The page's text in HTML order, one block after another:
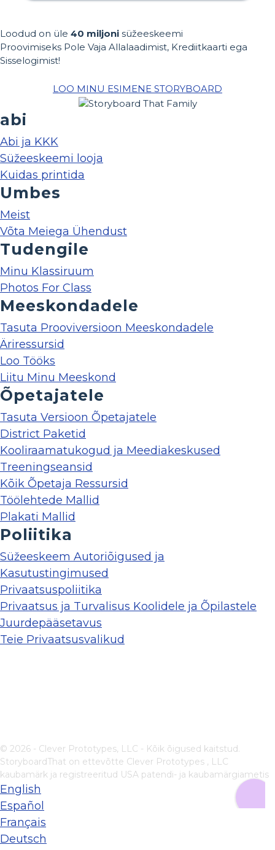
Loodud on üle 40 miljoni süžeeskeemi
Proovimiseks Pole Vaja Allalaadimist, Krediitkaarti ega
Sisselogimist!
LOO MINU ESIMENE STORYBOARD
abi
Abi ja KKK
Süžeeskeemi looja
Kuidas printida
Umbes
Meist
Võta Meiega Ühendust
Tudengile
Minu Klassiruum
Photos For Class
Meeskondadele
Tasuta Prooviversioon Meeskondadele
Äriressursid
Loo Tööks
Liitu Minu Meeskond
Õpetajatele
Tasuta Versioon Õpetajatele
District Paketid
Kooliraamatukogud ja Meediakeskused
Treeningseansid
Kõik Õpetaja Ressursid
Töölehtede Mallid
Plakati Mallid
Poliitika
Süžeeskeem Autoriõigused ja
Kasutustingimused
Privaatsuspoliitika
Privaatsus ja Turvalisus Koolidele ja Õpilastele
Juurdepääsetavus
Teie Privaatsusvalikud
© 2026 - Clever Prototypes, LLC - Kõik õigused kaitstud.
StoryboardThat on ettevõtte Clever Prototypes , LLC
kaubamärk ja registreeritud USA patendi- ja kaubamärgiametis
English
Español
Français
Deutsch